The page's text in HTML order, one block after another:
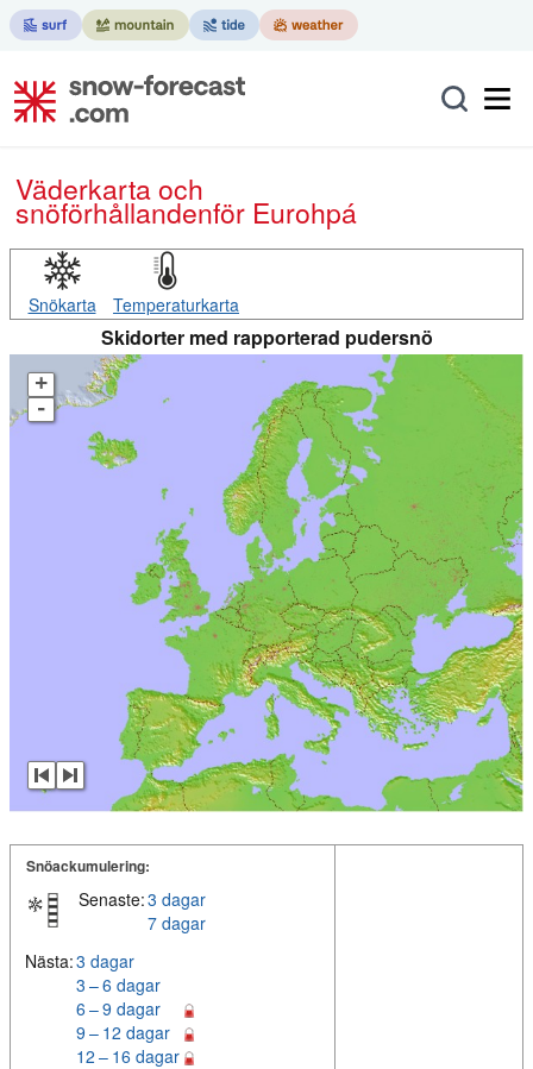
Väderkarta och
snöförhållandenför Eurohpá
Snökarta Temperaturkarta
Skidorter med rapporterad pudersnö
+
-
Snöackumulering:
Senaste:3 dagar
7 dagar
Nästa:3 dagar
3 – 6 dagar
6 – 9 dagar
9 – 12 dagar
12 – 16 dagar